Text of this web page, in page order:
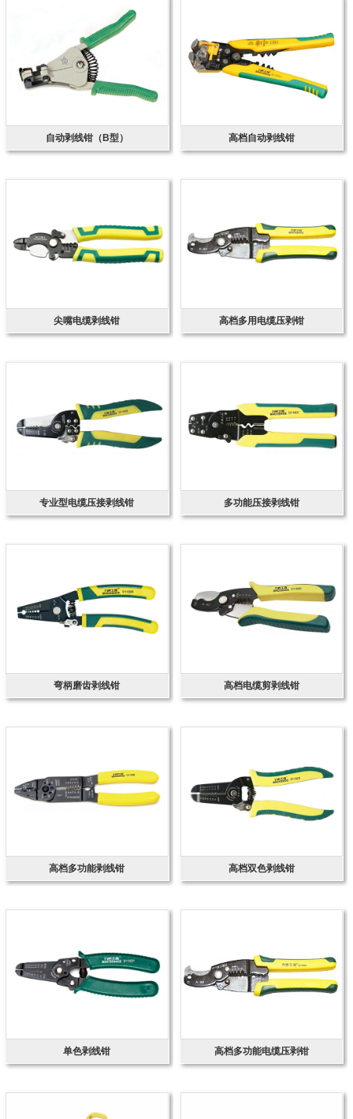
自动剥线钳（B型） 高档自动剥线钳
尖嘴电缆剥线钳 高档多用电缆压剥钳
专业型电缆压接剥线钳 多功能压接剥线钳
弯柄磨齿剥线钳 高档电缆剪剥线钳
高档多功能剥线钳 高档双色剥线钳
单色剥线钳 高档多功能电缆压剥钳